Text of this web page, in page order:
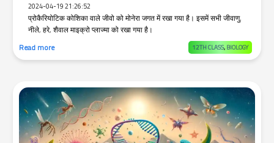
2024-04-19 21:26:52
प्रोकैरियोटिक कोशिका वाले जीवो को मोनेरा जगत में रखा गया है। इसमें सभी जीवाणु,
नीले, हरे, शैवाल माइक्रो प्लाज्मा को रखा गया है।
Read more
12TH CLASS, BIOLOGY